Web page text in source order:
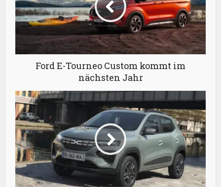
Ford E-Tourneo Custom kommt im
nächsten Jahr